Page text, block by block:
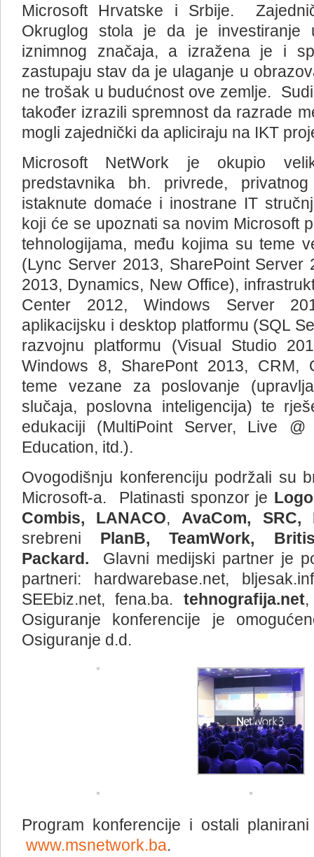
Microsoft Hrvatske i Srbije.
Okruglog stola je da je investiranje
iznimnog značaja, a izražena je i
zastupaju stav da je ulaganje u
ne trošak u budućnost ove zemlje.
također izrazili spremnost da razrade
mogli zajednički da apliciraju na IKT
Microsoft NetWork je okupio
predstavnika bh. privrede,
istaknute domaće i inostrane IT
koji će se upoznati sa novim Microsoft
tehnologijama, među kojima su teme
(Lync Server 2013, SharePoint Server
2013, Dynamics, New Office),
Center 2012, Windows Server
aplikacijsku i desktop platformu (SQL
razvojnu platformu (Visual Studio
Windows 8, SharePont 2013, CRM,
teme vezane za poslovanje
slučaja, poslovna inteligencija) te
edukaciji (MultiPoint Server, Live
Education, itd.).
Ovogodišnju konferenciju podržali su
Microsoft-a. Platinasti sponzor je
Combis, LANACO, AvaCom,
srebreni PlanB, TeamWork,
Packard. Glavni medijski partner je
partneri: hardwarebase.net,
SEEbiz.net, fena.ba. tehnografija.net
Osiguranje konferencije je
Osiguranje d.d.
Program konferencije i ostali
www.msnetwork.ba.